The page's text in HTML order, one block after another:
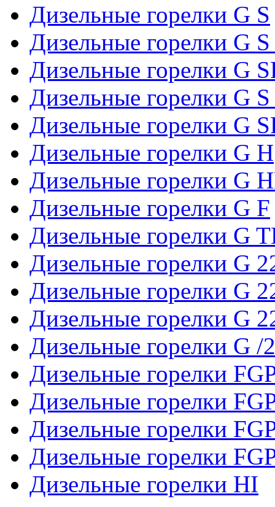
Дизельные горелки G S
Дизельные горелки G
Дизельные горелки G
Дизельные горелки G
Дизельные горелки G
Дизельные горелки G H
Дизельные горелки G
Дизельные горелки G F
Дизельные горелки G
Дизельные горелки G
Дизельные горелки G
Дизельные горелки G
Дизельные горелки G /2
Дизельные горелки
Дизельные горелки
Дизельные горелки
Дизельные горелки
Дизельные горелки HI